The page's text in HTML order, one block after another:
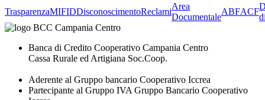
TrasparenzaMIFIDDisconoscimentoReclami
Area
Documentale
ABFACF
Banca di Credito Cooperativo Campania Centro
Cassa Rurale ed Artigiana Soc.Coop.
Aderente al Gruppo bancario Cooperativo Iccrea
Partecipante al Gruppo IVA Gruppo Bancario Cooperativo